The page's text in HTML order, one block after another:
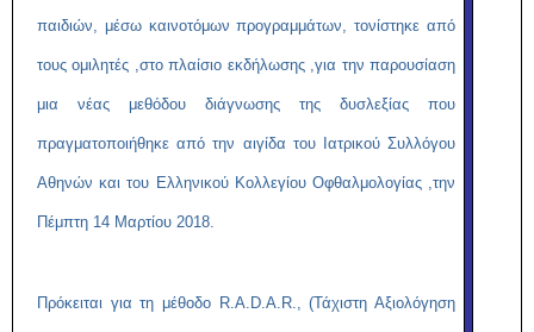
παιδιών, μέσω καινοτόμων προγραμμάτων, τονίστηκε από
τους ομιλητές ,στο πλαίσιο εκδήλωσης ,για την παρουσίαση
μια νέας μεθόδου διάγνωσης της δυσλεξίας που
πραγματοποιήθηκε από την αιγίδα του Ιατρικού Συλλόγου
Αθηνών και του Ελληνικού Κολλεγίου Οφθαλμολογίας ,την
Πέμπτη 14 Μαρτίου 2018.
Πρόκειται για τη μέθοδο R.A.D.A.R., (Τάχιστη Αξιολόγηση